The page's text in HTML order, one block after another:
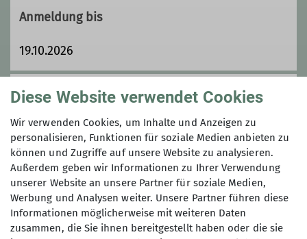
Anmeldung bis
19.10.2026
Preis
Teilnahmegebühr 30,00 €
Maximale Teilnehmeranzahl
8
Diese Website verwendet Cookies
Wir verwenden Cookies, um Inhalte und Anzeigen zu
personalisieren, Funktionen für soziale Medien anbieten zu
können und Zugriffe auf unsere Website zu analysieren.
Außerdem geben wir Informationen zu Ihrer Verwendung
unserer Website an unsere Partner für soziale Medien,
Werbung und Analysen weiter. Unsere Partner führen diese
Informationen möglicherweise mit weiteren Daten
zusammen, die Sie ihnen bereitgestellt haben oder die sie